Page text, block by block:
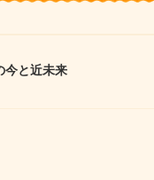
今と近未来